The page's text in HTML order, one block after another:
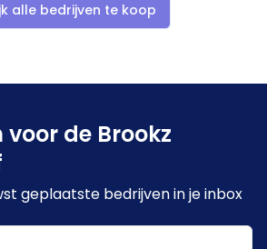
alle bedrijven te koop
de Brookz
geplaatste bedrijven in je inbox